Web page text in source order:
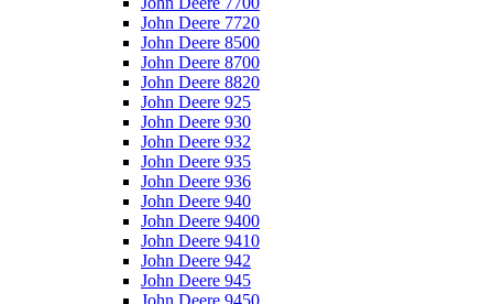
John Deere 7720
John Deere 8500
John Deere 8700
John Deere 8820
John Deere 925
John Deere 930
John Deere 932
John Deere 935
John Deere 936
John Deere 940
John Deere 9400
John Deere 9410
John Deere 942
John Deere 945
John Deere 9450